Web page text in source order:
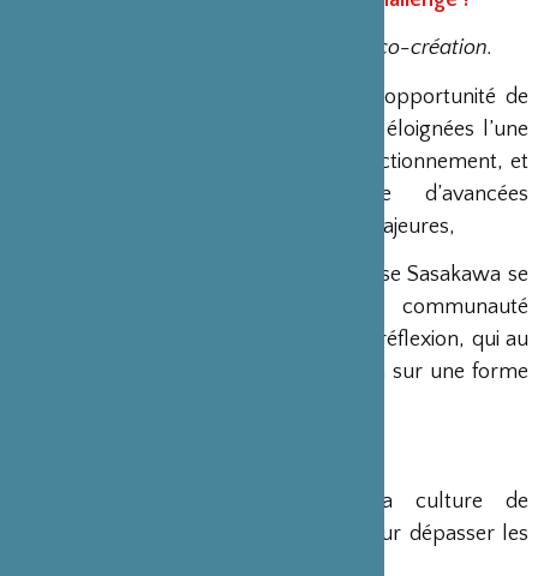
Une nouvelle forme d’innovation et de co-création.
Le start-up creativity challenge est l’opportunité de
lier deux cultures de l’innovation très éloignées l’une
de l’autre, de par leurs modes de fonctionnement, et
pourtant qui sont à l’origine d’avancées
technologiques et de success stories majeures,
Le CEFJ et la Fondation franco-japonaise Sasakawa se
sont associés, pour challenger la communauté
d’affaires franco-japonaise dans cette réflexion, qui au
cours des prochaines années s’ouvrira sur une forme
DÉCRYPTER les spécificités de la culture de
l’innovation en France et au Japon pour dépasser les